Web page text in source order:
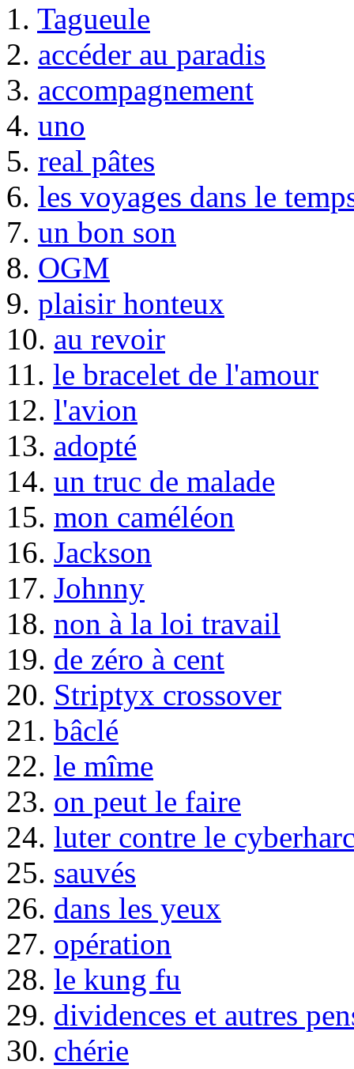
1. Tagueule
2. accéder au paradis
3. accompagnement
4. uno
5. real pâtes
6. les voyages dans le
7. un bon son
8. OGM
9. plaisir honteux
10. au revoir
11. le bracelet de l'amour
12. l'avion
13. adopté
14. un truc de malade
15. mon caméléon
16. Jackson
17. Johnny
18. non à la loi travail
19. de zéro à cent
20. Striptyx crossover
21. bâclé
22. le mîme
23. on peut le faire
24. luter contre le
25. sauvés
26. dans les yeux
27. opération
28. le kung fu
29. dividences et autres
30. chérie